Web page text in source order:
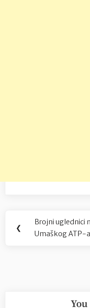
Navigacija
objava
❮
Previous
Post:
Brojni uglednici
Umaškog ATP-a